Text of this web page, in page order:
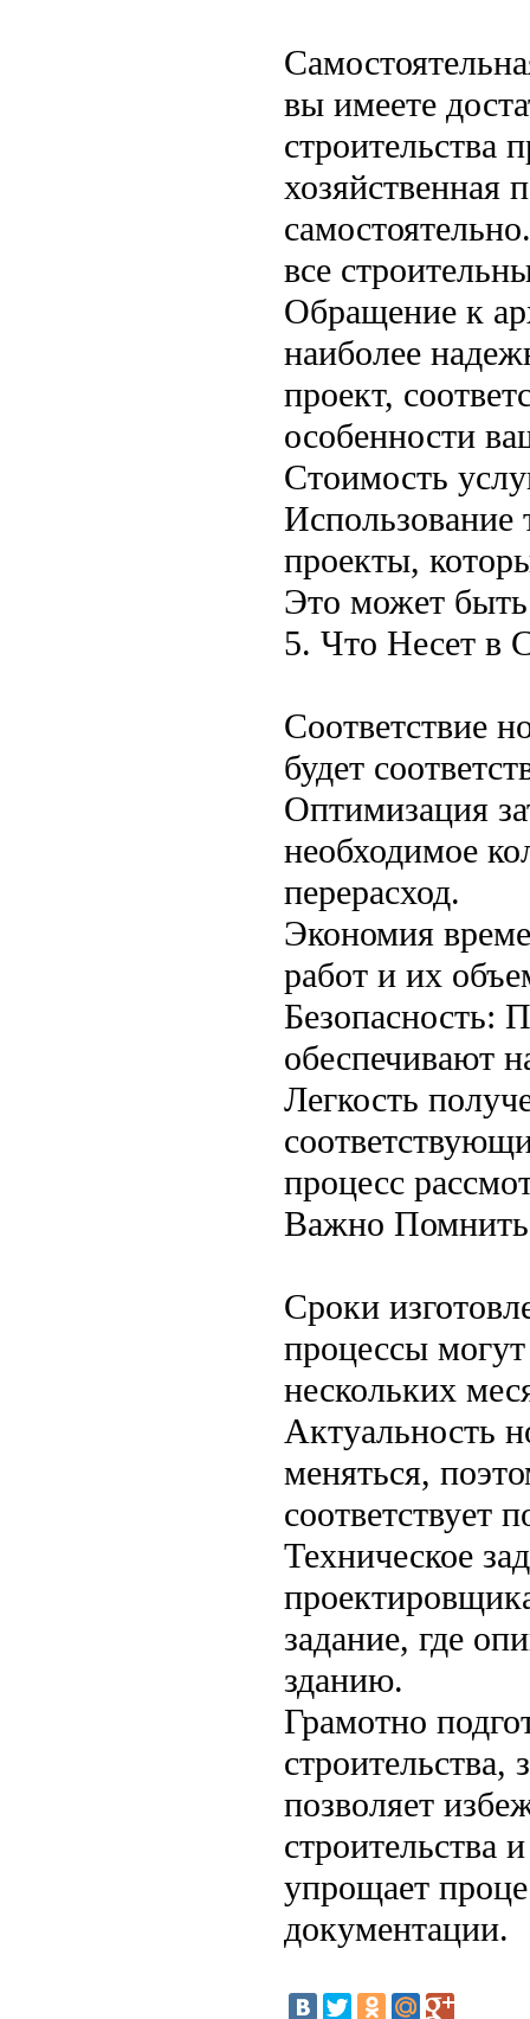
вы имеете
строительства
хозяйственная
все
Обращение к
наиболее
проект,
особенности
Стоимость
проекты,
Это может
5. Что Несет в
Соответствие
будет
Оптимизация
необходимое
перерасход.
Экономия
работ и их
Безопасность:
обеспечивают
Легкость
процесс
Важно
Сроки
процессы
нескольких
Актуальность
меняться,
соответствует
Техническое
задание, где
зданию.
Грамотно
строительства,
позволяет
строительства
упрощает
документации.